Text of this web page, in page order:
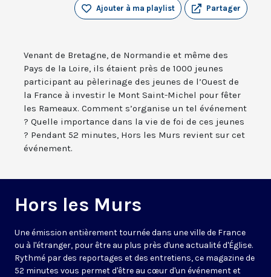
Partager
Ajouter à ma playlist
Venant de Bretagne, de Normandie et même des
Pays de la Loire, ils étaient près de 1000 jeunes
participant au pèlerinage des jeunes de l’Ouest de
la France à investir le Mont Saint-Michel pour fêter
les Rameaux. Comment s’organise un tel événement
? Quelle importance dans la vie de foi de ces jeunes
? Pendant 52 minutes, Hors les Murs revient sur cet
événement.
Hors les Murs
Une émission entièrement tournée dans une ville de France
ou à l'étranger, pour être au plus près d'une actualité d'Église.
Rythmé par des reportages et des entretiens, ce magazine de
52 minutes vous permet d'être au cœur d'un événement et